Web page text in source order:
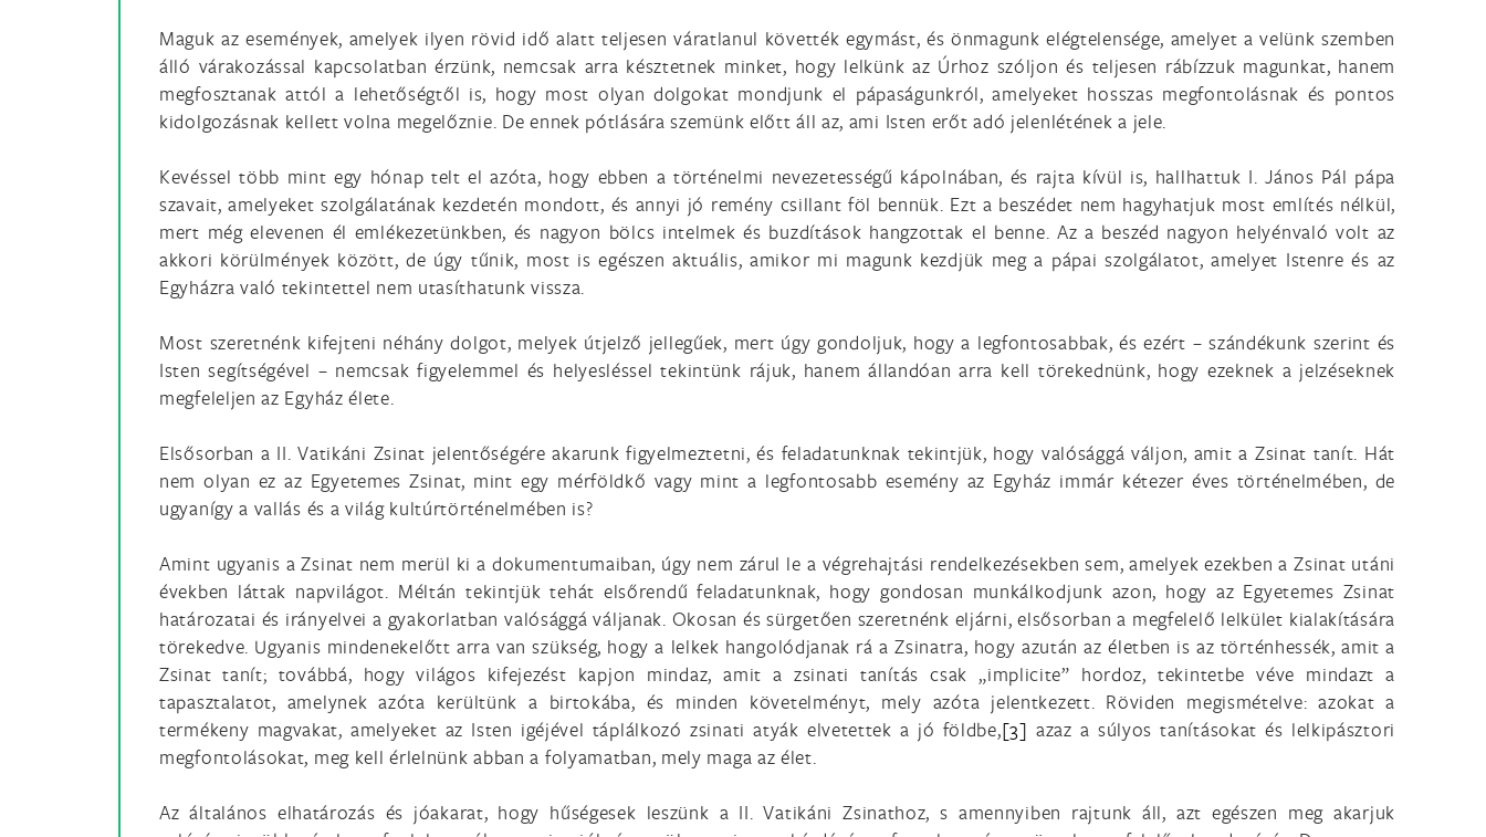
Maguk az események, amelyek ilyen rövid idő alatt teljesen váratlanul követték egymást, és önmagunk elégtelensége, amelyet a velünk szemben
álló várakozással kapcsolatban érzünk, nemcsak arra késztetnek minket, hogy lelkünk az Úrhoz szóljon és teljesen rábízzuk magunkat, hanem
megfosztanak attól a lehetőségtől is, hogy most olyan dolgokat mondjunk el pápaságunkról, amelyeket hosszas megfontolásnak és pontos
kidolgozásnak kellett volna megelőznie. De ennek pótlására szemünk előtt áll az, ami Isten erőt adó jelenlétének a jele.
Kevéssel több mint egy hónap telt el azóta, hogy ebben a történelmi nevezetességű kápolnában, és rajta kívül is, hallhattuk I. János Pál pápa
szavait, amelyeket szolgálatának kezdetén mondott, és annyi jó remény csillant föl bennük. Ezt a beszédet nem hagyhatjuk most említés nélkül,
mert még elevenen él emlékezetünkben, és nagyon bölcs intelmek és buzdítások hangzottak el benne. Az a beszéd nagyon helyénvaló volt az
akkori körülmények között, de úgy tűnik, most is egészen aktuális, amikor mi magunk kezdjük meg a pápai szolgálatot, amelyet Istenre és az
Egyházra való tekintettel nem utasíthatunk vissza.
Most szeretnénk kifejteni néhány dolgot, melyek útjelző jellegűek, mert úgy gondoljuk, hogy a legfontosabbak, és ezért – szándékunk szerint és
Isten segítségével – nemcsak figyelemmel és helyesléssel tekintünk rájuk, hanem állandóan arra kell törekednünk, hogy ezeknek a jelzéseknek
megfeleljen az Egyház élete.
Elsősorban a II. Vatikáni Zsinat jelentőségére akarunk figyelmeztetni, és feladatunknak tekintjük, hogy valósággá váljon, amit a Zsinat tanít. Hát
nem olyan ez az Egyetemes Zsinat, mint egy mérföldkő vagy mint a legfontosabb esemény az Egyház immár kétezer éves történelmében, de
ugyanígy a vallás és a világ kultúrtörténelmében is?
Amint ugyanis a Zsinat nem merül ki a dokumentumaiban, úgy nem zárul le a végrehajtási rendelkezésekben sem, amelyek ezekben a Zsinat utáni
években láttak napvilágot. Méltán tekintjük tehát elsőrendű feladatunknak, hogy gondosan munkálkodjunk azon, hogy az Egyetemes Zsinat
határozatai és irányelvei a gyakorlatban valósággá váljanak. Okosan és sürgetően szeretnénk eljárni, elsősorban a megfelelő lelkület kialakítására
törekedve. Ugyanis mindenekelőtt arra van szükség, hogy a lelkek hangolódjanak rá a Zsinatra, hogy azután az életben is az történhessék, amit a
Zsinat tanít; továbbá, hogy világos kifejezést kapjon mindaz, amit a zsinati tanítás csak „implicite” hordoz, tekintetbe véve mindazt a
tapasztalatot, amelynek azóta kerültünk a birtokába, és minden követelményt, mely azóta jelentkezett. Röviden megismételve: azokat a
termékeny magvakat, amelyeket az Isten igéjével táplálkozó zsinati atyák elvetettek a jó földbe,[3] azaz a súlyos tanításokat és lelkipásztori
megfontolásokat, meg kell érlelnünk abban a folyamatban, mely maga az élet.
Az általános elhatározás és jóakarat, hogy hűségesek leszünk a II. Vatikáni Zsinathoz, s amennyiben rajtunk áll, azt egészen meg akarjuk